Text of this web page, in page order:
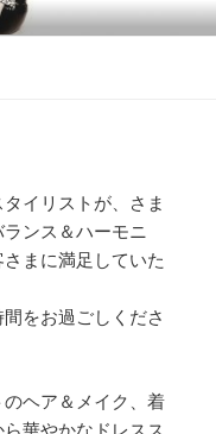
アーサロン
イリストが、さま
ンス＆ハーモニ
まに満足していた
をお過ごしくださ
ヘア＆メイク、着
華やかなドレスス